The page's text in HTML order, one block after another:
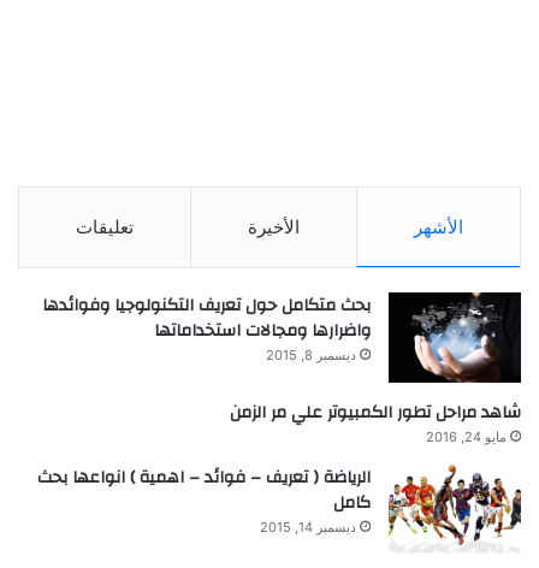
الأشهر الأخيرة تعليقات
بحث متكامل حول تعريف التكنولوجيا وفوائدها
واضرارها ومجالات استخداماتها
ديسمبر 8, 2015
شاهد مراحل تطور الكمبيوتر علي مر الزمن
مايو 24, 2016
الرياضة ( تعريف – فوائد – اهمية ) انواعها بحث
كامل
ديسمبر 14, 2015